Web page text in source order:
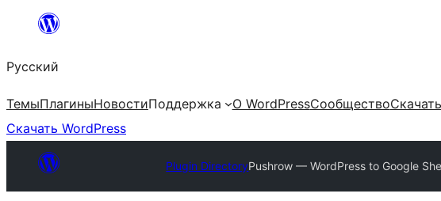
Перейти
содержимому
Русский
ТемыПлагиныНовостиПоддержка О WordPressСообщество
Скачать WordPress
Plugin DirectoryPushrow — WordPress to Google